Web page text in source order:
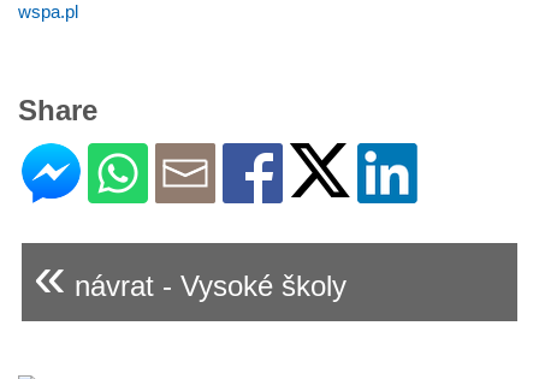
wspa.pl
Share
« návrat - Vysoké školy